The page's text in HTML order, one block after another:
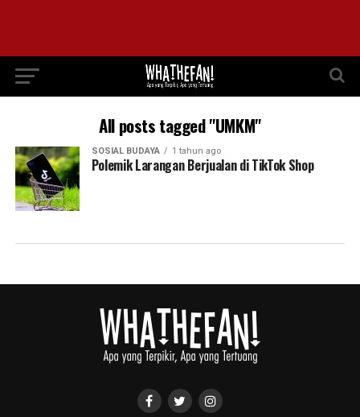
All posts tagged "UMKM"
SOSIAL BUDAYA 1 tahun ago
Polemik Larangan Berjualan di TikTok Shop